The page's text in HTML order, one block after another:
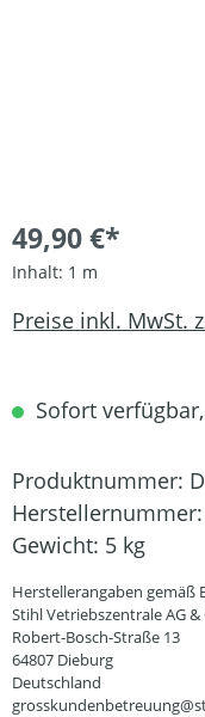
49,90 €*
Inhalt: 1 m
Preise inkl. MwSt.
Sofort
Produktnummer:
Herstellernummer:
Gewicht: 5 kg
Herstellerangaben gemäß
Stihl Vetriebszentrale AG &
Robert-Bosch-Straße 13
64807 Dieburg
Deutschland